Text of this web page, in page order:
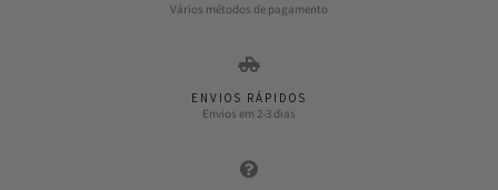
Vários métodos de pagamento
ENVIOS RÁPIDOS
Envios em 2-3 dias